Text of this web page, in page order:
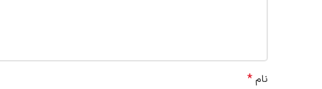
نام*